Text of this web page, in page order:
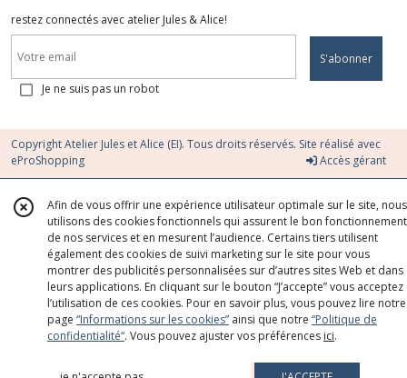
restez connectés avec atelier Jules & Alice!
S'abonner
Je ne suis pas un robot
Copyright Atelier Jules et Alice (EI). Tous droits réservés. Site réalisé avec
eProShopping
Accès gérant
Afin de vous offrir une expérience utilisateur optimale sur le site, nous
utilisons des cookies fonctionnels qui assurent le bon fonctionnement
de nos services et en mesurent l’audience. Certains tiers utilisent
également des cookies de suivi marketing sur le site pour vous
montrer des publicités personnalisées sur d’autres sites Web et dans
leurs applications. En cliquant sur le bouton “J’accepte” vous acceptez
l’utilisation de ces cookies. Pour en savoir plus, vous pouvez lire notre
page “Informations sur les cookies” ainsi que notre “Politique de
confidentialité“. Vous pouvez ajuster vos préférences ici.